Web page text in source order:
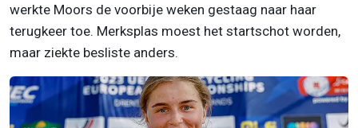
werkte Moors de voorbije weken gestaag naar haar
terugkeer toe. Merksplas moest het startschot worden,
maar ziekte besliste anders.